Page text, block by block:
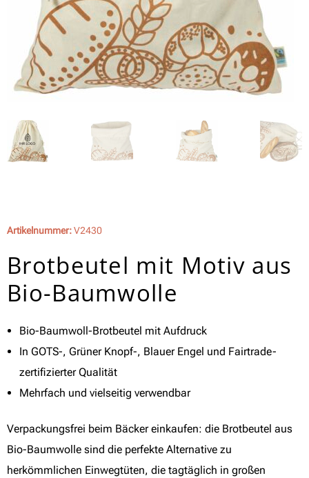
Artikelnummer:V2430
Brotbeutel mit Motiv aus
Bio-Baumwolle
Bio-Baumwoll-Brotbeutel mit Aufdruck
In GOTS-, Grüner Knopf-, Blauer Engel und Fairtrade-
zertifizierter Qualität
Mehrfach und vielseitig verwendbar
Verpackungsfrei beim Bäcker einkaufen: die Brotbeutel aus
Bio-Baumwolle sind die perfekte Alternative zu
herkömmlichen Einwegtüten, die tagtäglich in großen